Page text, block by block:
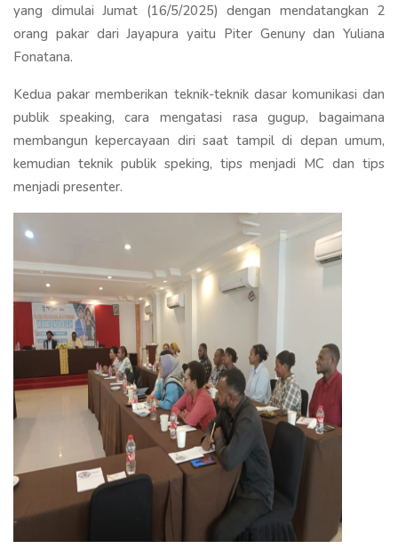
yang dimulai Jumat (16/5/2025) dengan mendatangkan 2
orang pakar dari Jayapura yaitu Piter Genuny dan Yuliana
Fonatana.
Kedua pakar memberikan teknik-teknik dasar komunikasi dan
publik speaking, cara mengatasi rasa gugup, bagaimana
membangun kepercayaan diri saat tampil di depan umum,
kemudian teknik publik speking, tips menjadi MC dan tips
menjadi presenter.